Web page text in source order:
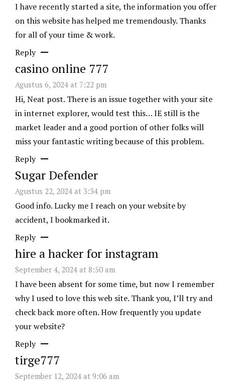
I have recently started a site, the information you offer
on this website has helped me tremendously. Thanks
for all of your time & work.
Reply
casino online 777
Agustus 6, 2024 at 7:22 pm
Hi, Neat post. There is an issue together with your site
in internet explorer, would test this… IE still is the
market leader and a good portion of other folks will
miss your fantastic writing because of this problem.
Reply
Sugar Defender
Agustus 22, 2024 at 3:34 pm
Good info. Lucky me I reach on your website by
accident, I bookmarked it.
Reply
hire a hacker for instagram
September 4, 2024 at 8:50 am
I have been absent for some time, but now I remember
why I used to love this web site. Thank you, I’ll try and
check back more often. How frequently you update
your website?
Reply
tirge777
September 12, 2024 at 9:06 am